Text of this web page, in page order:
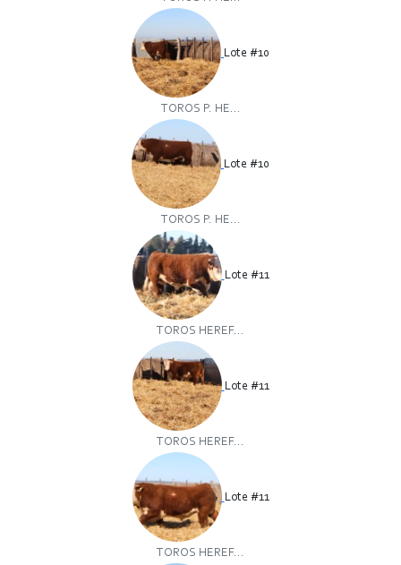
Lote #10
TOROS P. HE...
Lote #10
TOROS P. HE...
Lote #11
TOROS HEREF...
Lote #11
TOROS HEREF...
Lote #11
TOROS HEREF...